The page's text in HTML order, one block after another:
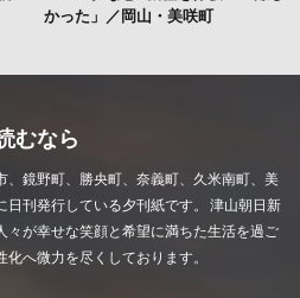
かった」／岡山・美咲町
むなら
、鏡野町、勝央町、奈義町、久米南町、美
刊発行している夕刊紙です。 津山朝日新
々が幸せな笑顔と希望に満ちた生活を過ご
へ微力を尽くしております。